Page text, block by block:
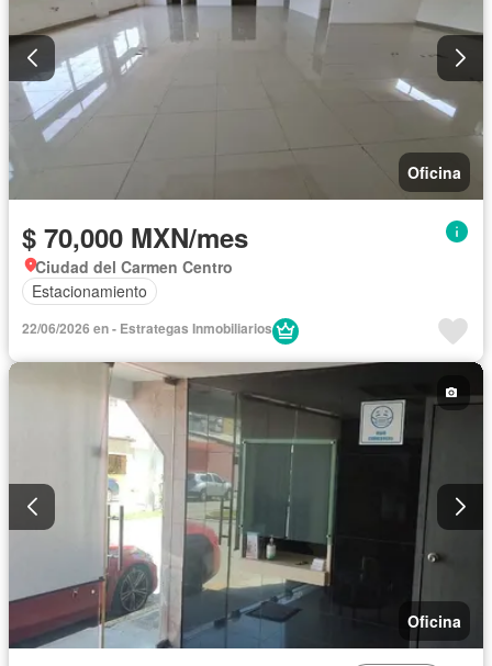
Oficina
$ 70,000 MXN/mes
Ciudad del Carmen Centro
Estacionamiento
22/06/2026 en - Estrategas Inmobiliarios
Oficina